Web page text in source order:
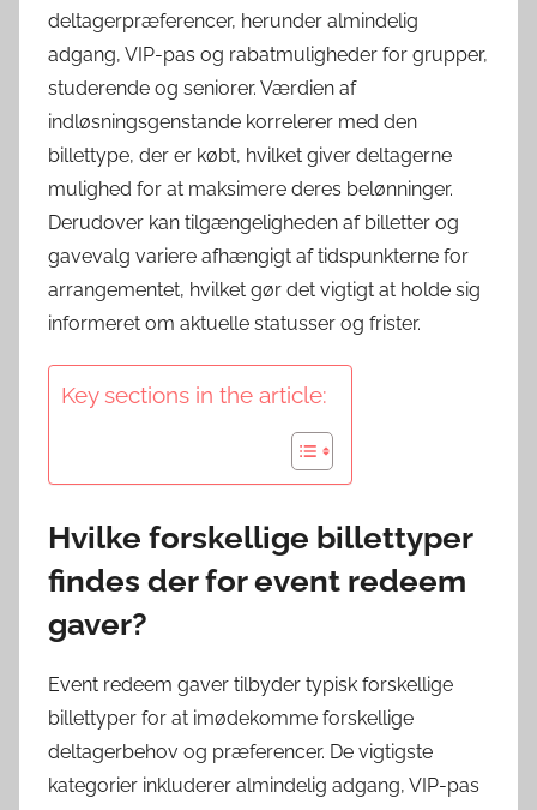
deltagerpræferencer, herunder almindelig
adgang, VIP-pas og rabatmuligheder for grupper,
studerende og seniorer. Værdien af
indløsningsgenstande korrelerer med den
billettype, der er købt, hvilket giver deltagerne
mulighed for at maksimere deres belønninger.
Derudover kan tilgængeligheden af billetter og
gavevalg variere afhængigt af tidspunkterne for
arrangementet, hvilket gør det vigtigt at holde sig
informeret om aktuelle statusser og frister.
Key sections in the article:
Hvilke forskellige billettyper
findes der for event redeem
gaver?
Event redeem gaver tilbyder typisk forskellige
billettyper for at imødekomme forskellige
deltagerbehov og præferencer. De vigtigste
kategorier inkluderer almindelig adgang, VIP-pas